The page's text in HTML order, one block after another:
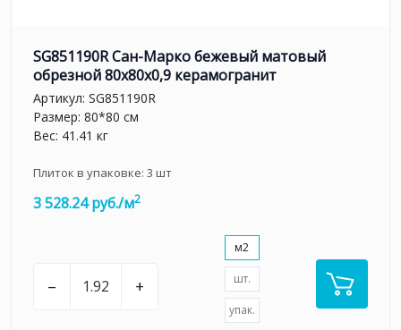
SG851190R Сан-Марко бежевый матовый
обрезной 80x80x0,9 керамогранит
Артикул: SG851190R
Размер: 80*80 см
Вес: 41.41 кг
Плиток в упаковке: 3 шт
3 528.24 руб./м2
– +
м2
шт.
упак.